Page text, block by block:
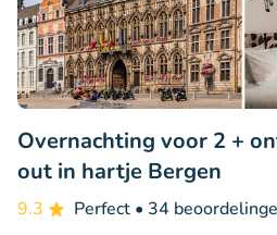
Overnachting voor 2 +
out in hartje Bergen
9.3 Perfect • 34